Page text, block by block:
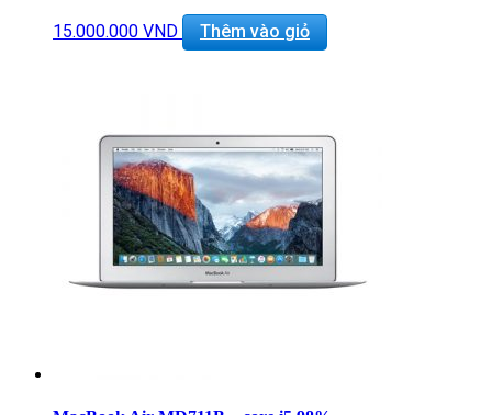
Khe cắm: 2 cổng USB 3.0, Thunderbolt , Cổng sạc
MagSafe 2, Jack 3.5mm, Khe đọc SDXC card
máy
Bảo hành 12 tháng, đổi trả trong 15 ngày
Miễn phí vận chuyển trên toàn quốc
Miễn phí hỗ trợ cài đặt phần mềm
15.000.000 VND Thêm vào giỏ